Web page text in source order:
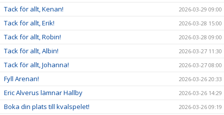
Tack för allt, Kenan! 2026-03-29 09:00
Tack för allt, Erik! 2026-03-28 15:00
Tack för allt, Robin! 2026-03-28 09:00
Tack för allt, Albin! 2026-03-27 11:30
Tack för allt, Johanna! 2026-03-27 08:00
Fyll Arenan! 2026-03-26 20:33
Eric Alverus lämnar Hallby 2026-03-26 14:29
Boka din plats till kvalspelet! 2026-03-26 09:19